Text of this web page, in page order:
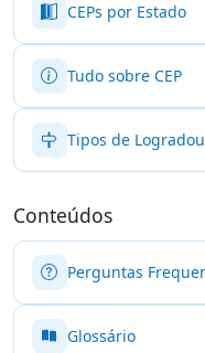
CEPs por Estado
Tudo sobre CEP
Tipos de
Conteúdos
Perguntas
Glossário